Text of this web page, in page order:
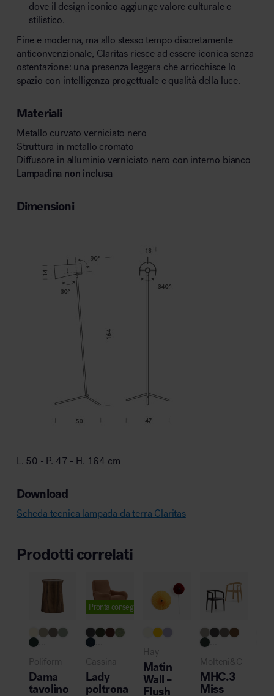
dove il design iconico aggiunge valore culturale e
stilistico.
Fine e moderna, ma allo stesso tempo discretamente
anticonvenzionale, Claritas riesce ad essere iconica senza
ostentazione: una presenza leggera che arricchisce lo
spazio con intelligenza progettuale e qualità della luce.
Materiali
Metallo curvato verniciato nero
Struttura in metallo cromato
Diffusore in alluminio verniciato nero con interno bianco
Lampadina non inclusa
Dimensioni
L. 50 - P. 47 - H. 164 cm
Download
Scheda tecnica lampada da terra Claritas
Prodotti correlati
...
Poliform
Dama
tavolino
Pronta consegna
Cassina
Lady
poltrona
Hay
Matin
Wall –
Flush
Molteni&C
MHC.3
Miss